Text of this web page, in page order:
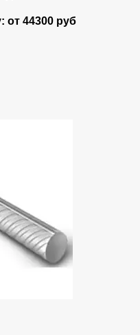
от44300 руб